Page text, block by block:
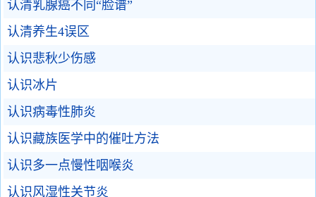
认清乳腺癌不同“脸谱”
认清养生4误区
认识悲秋少伤感
认识冰片
认识病毒性肺炎
认识藏族医学中的催吐方法
认识多一点慢性咽喉炎
认识风湿性关节炎